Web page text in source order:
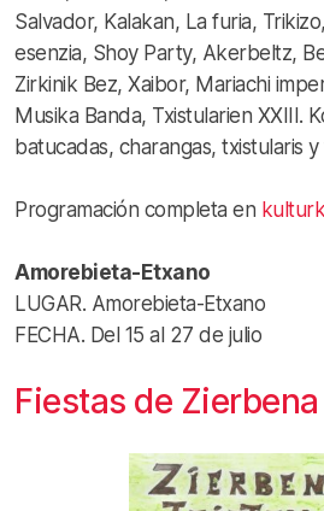
Salvador, Kalakan, La furia,
esenzia, Shoy Party, Akerbeltz,
Zirkinik Bez, Xaibor, Mariachi
Musika Banda, Txistularien XXIII.
batucadas, charangas, txistularis
Programación completa en
Amorebieta-Etxano
LUGAR. Amorebieta-Etxano
FECHA. Del 15 al 27 de julio
Fiestas de